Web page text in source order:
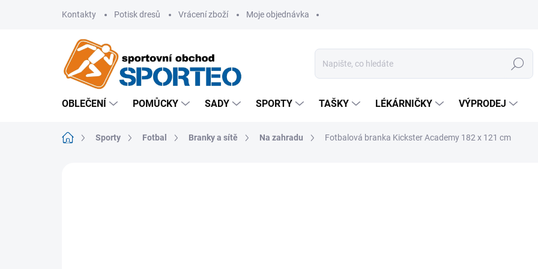
Kontakty Potisk dresů Vrácení zboží Moje objednávka
Hledat
OBLEČENÍ POMŮCKY SADY SPORTY TAŠKY LÉKÁRNIČKY VÝPRODEJ
Domů Sporty Fotbal Branky a sítě Na zahradu Fotbalová branka Kickster Academy 182 x 121 cm